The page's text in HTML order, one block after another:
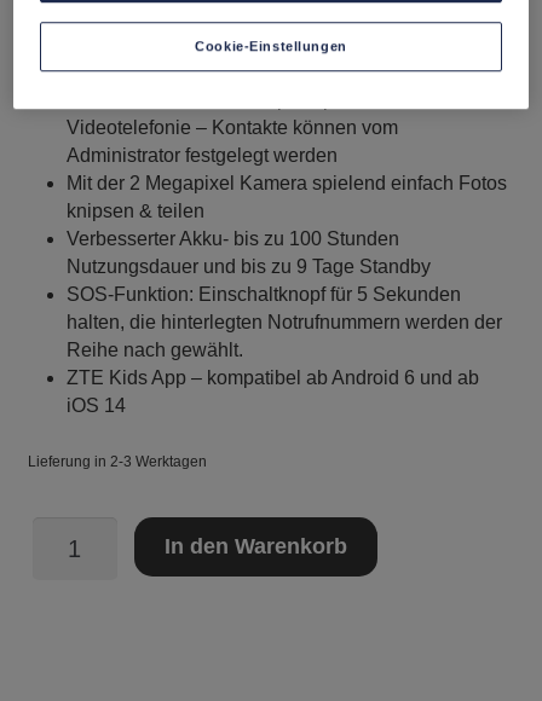
Robust und bereit für jedes Kinderabenteuer –
Wasser- und Staubdicht (IP67 zertifiziert)
Videotelefonie – Kontakte können vom
Administrator festgelegt werden
Mit der 2 Megapixel Kamera spielend einfach Fotos
knipsen & teilen
Verbesserter Akku- bis zu 100 Stunden
Nutzungsdauer und bis zu 9 Tage Standby
SOS-Funktion: Einschaltknopf für 5 Sekunden
halten, die hinterlegten Notrufnummern werden der
Reihe nach gewählt.
ZTE Kids App – kompatibel ab Android 6 und ab
iOS 14
Lieferung in 2-3 Werktagen
Kidswatch
In den Warenkorb
Cookie-Einstellungen